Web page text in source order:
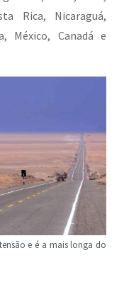
Rica, Nicaraguá,
México, Canadá e
e é a mais longa do